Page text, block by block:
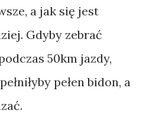
a jak się jest
Gdyby zebrać
50km jazdy,
pełen bidon, a